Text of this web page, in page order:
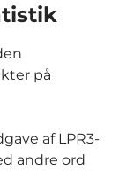
på
af LPR3-
andre ord